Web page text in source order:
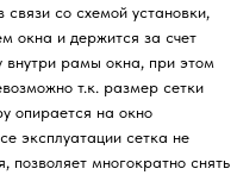
со схемой установки,
окна и держится за счет
рамы окна, при этом
т.к. размер сетки
опирается на окно
эксплуатации сетка не
позволяет многократно снять